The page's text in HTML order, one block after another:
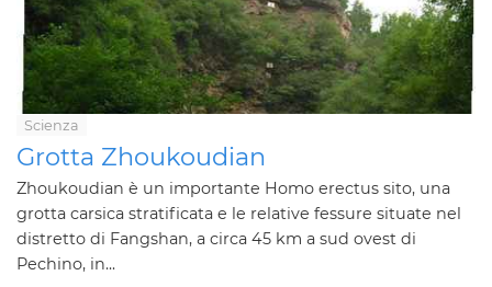
Scienza
Grotta Zhoukoudian
Zhoukoudian è un importante Homo erectus sito, una
grotta carsica stratificata e le relative fessure situate nel
distretto di Fangshan, a circa 45 km a sud ovest di
Pechino, in...